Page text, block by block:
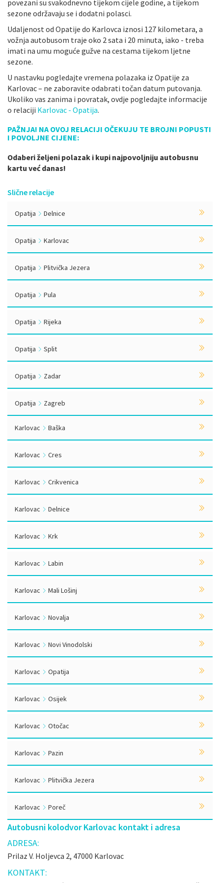
povezani su svakodnevno tijekom cijele godine, a tijekom
sezone održavaju se i dodatni polasci.
Udaljenost od Opatije do Karlovca iznosi 127 kilometara, a
vožnja autobusom traje oko 2 sata i 20 minuta, iako - treba
imati na umu moguće gužve na cestama tijekom ljetne
sezone.
U nastavku pogledajte vremena polazaka iz Opatije za
Karlovac – ne zaboravite odabrati točan datum putovanja.
Ukoliko vas zanima i povratak, ovdje pogledajte informacije
o relaciji Karlovac - Opatija.
PAŽNJA! NA OVOJ RELACIJI OČEKUJU TE BROJNI POPUSTI
I POVOLJNE CIJENE:
Odaberi željeni polazak i kupi najpovoljniju autobusnu
kartu već danas!
Slične relacije
Opatija Delnice
Opatija Karlovac
Opatija Plitvička Jezera
Opatija Pula
Opatija Rijeka
Opatija Split
Opatija Zadar
Opatija Zagreb
Karlovac Baška
Karlovac Cres
Karlovac Crikvenica
Karlovac Delnice
Karlovac Krk
Karlovac Labin
Karlovac Mali Lošinj
Karlovac Novalja
Karlovac Novi Vinodolski
Karlovac Opatija
Karlovac Osijek
Karlovac Otočac
Karlovac Pazin
Karlovac Plitvička Jezera
Karlovac Poreč
Autobusni kolodvor Karlovac kontakt i adresa
ADRESA:
Prilaz V. Holjevca 2, 47000 Karlovac
KONTAKT: